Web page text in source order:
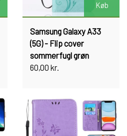
Køb
Samsung Galaxy A33
(5G) - Flip cover
sommerfugl grøn
60,00 kr.